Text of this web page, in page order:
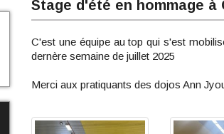
Stage d'été en hommage
C'est une équipe au top qui s'est
dernère semaine de juillet 2025
Merci aux pratiquants des dojos Ann